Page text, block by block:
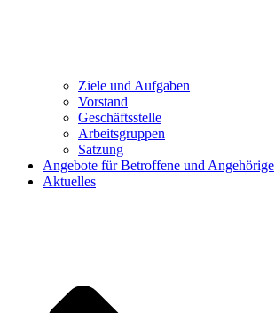
Ziele und Aufgaben
Vorstand
Geschäftsstelle
Arbeitsgruppen
Satzung
Angebote für Betroffene und Angehörige
Aktuelles